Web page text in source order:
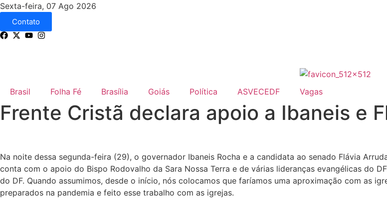
Sexta-feira, 07 Ago 2026
Contato
Brasil Folha Fé Brasília Goiás Política ASVECEDF Vagas
Frente Cristã declara apoio a Ibaneis e
Na noite dessa segunda-feira (29), o governador Ibaneis Rocha e a candidata ao senado Flávia
conta com o apoio do Bispo Rodovalho da Sara Nossa Terra e de várias lideranças evangélicas do
do DF. Quando assumimos, desde o início, nós colocamos que faríamos uma aproximação com as
preparados na pandemia e feito esse trabalho com as igrejas.